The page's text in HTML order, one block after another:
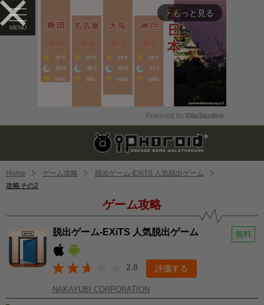
arrow_forward_ios もっと見る
Mute
Powered by GliaStudios
Home ゲーム攻略
脱出ゲーム-EXiTS 人気脱出ゲーム
攻略その2
ゲーム攻略
脱出ゲーム-EXiTS 人気脱出ゲーム 無料
2.8 評価する
NAKAYUBI CORPORATION